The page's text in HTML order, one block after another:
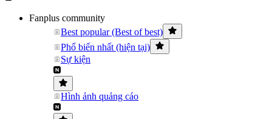
Fanplus community
Best popular (Best of best)
Phổ biến nhất (hiện tại)
Sự kiện
Hình ảnh quảng cáo